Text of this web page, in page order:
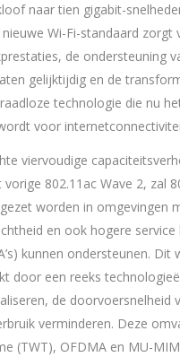
naar tien gigabit-
Wi-Fi-standaard zorgt
de ondersteuning
gelijktijdig en de
technologie die nu
voor
viervoudige
802.11ac Wave 2, zal
worden in omgevingen
en ook hogere service
kunnen ondersteunen. Dit
door een reeks
de doorvoersnelheid
verminderen. Deze
(TWT), OFDMA en MU-